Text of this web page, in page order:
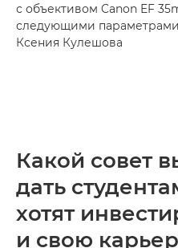
с объективом Canon EF
следующими параметрами:
Ксения Кулешова
Какой совет
дать
хотят
и свою